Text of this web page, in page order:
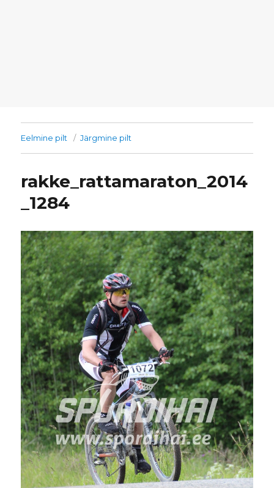
Eelmine pilt Järgmine pilt
rakke_rattamaraton_2014
_1284